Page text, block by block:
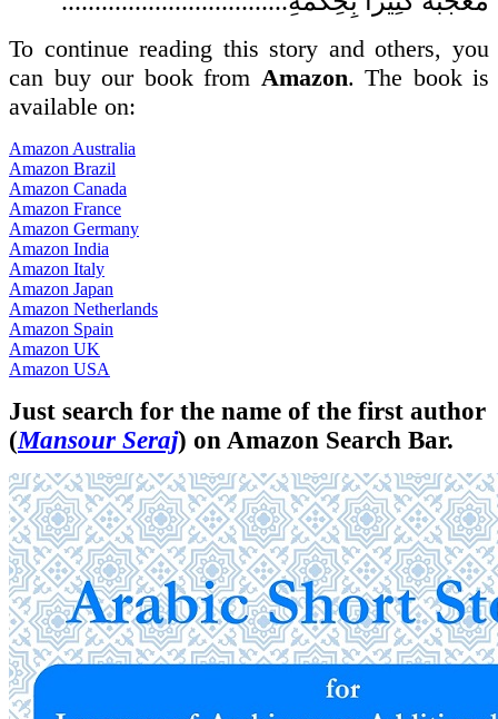
To continue reading this story and others, you
can buy our book from Amazon. The book is
available on:
Amazon Australia
Amazon Brazil
Amazon Canada
Amazon France
Amazon Germany
Amazon India
Amazon Italy
Amazon Japan
Amazon Netherlands
Amazon Spain
Amazon UK
Amazon USA
Just search for the name of the first author
(Mansour Seraj) on Amazon Search Bar.